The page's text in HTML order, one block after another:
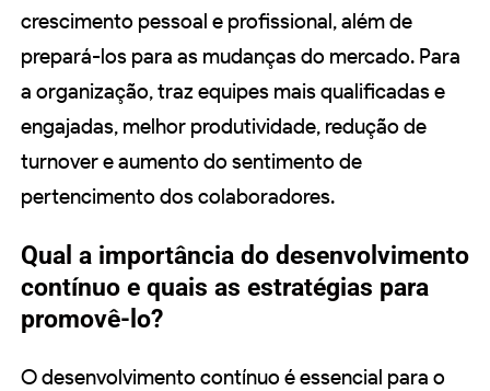
crescimento pessoal e profissional, além de
prepará-los para as mudanças do mercado. Para
a organização, traz equipes mais qualificadas e
engajadas, melhor produtividade, redução de
turnover e aumento do sentimento de
pertencimento dos colaboradores.
Qual a importância do desenvolvimento
contínuo e quais as estratégias para
promovê-lo?
O desenvolvimento contínuo é essencial para o